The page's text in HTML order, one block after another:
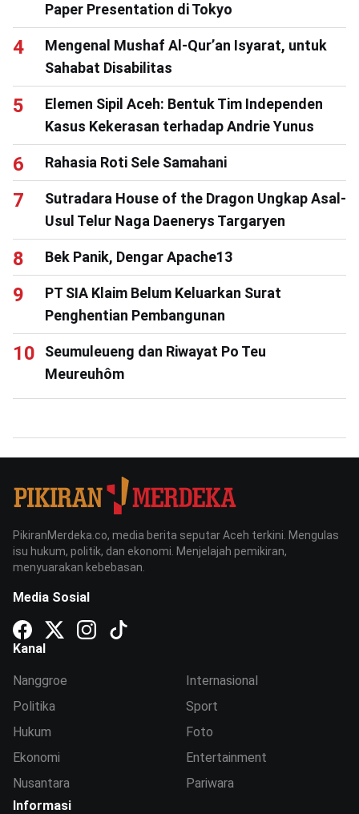
Paper Presentation di Tokyo
Mengenal Mushaf Al-Qur’an Isyarat, untuk
Sahabat Disabilitas
Elemen Sipil Aceh: Bentuk Tim Independen
Kasus Kekerasan terhadap Andrie Yunus
Rahasia Roti Sele Samahani
Sutradara House of the Dragon Ungkap Asal-
Usul Telur Naga Daenerys Targaryen
Bek Panik, Dengar Apache13
PT SIA Klaim Belum Keluarkan Surat
Penghentian Pembangunan
Seumuleueng dan Riwayat Po Teu
Meureuhôm
PikiranMerdeka.co, media berita seputar Aceh terkini. Mengulas
isu hukum, politik, dan ekonomi. Menjelajah pemikiran,
menyuarakan kebebasan.
Media Sosial
Kanal
Nanggroe
Politika
Hukum
Ekonomi
Nusantara
Internasional
Sport
Foto
Entertainment
Pariwara
Informasi